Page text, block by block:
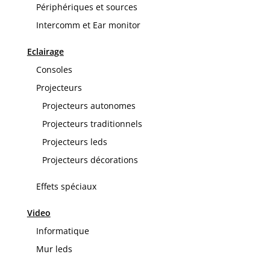
Périphériques et sources
Intercomm et Ear monitor
Eclairage
Consoles
Projecteurs
Projecteurs autonomes
Projecteurs traditionnels
Projecteurs leds
Projecteurs décorations
Effets spéciaux
Video
Informatique
Mur leds